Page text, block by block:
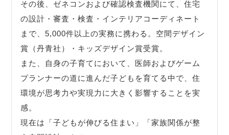
その後、ゼネコンおよび確認検査機関にて、住宅
の設計・審査・検査・インテリアコーディネート
まで、5,000件以上の実務に携わる。空間デザイン
賞（丹青社）・キッズデザイン賞受賞。
また、自身の子育てにおいて、医師およびゲーム
プランナーの道に進んだ子どもを育てる中で、住
環境が思考力や実現力に大きく影響することを実
感。
現在は「子どもが伸びる住まい」「家族関係が整